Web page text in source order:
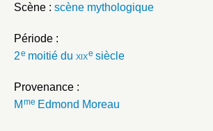
Scène : scène mythologique
Période :
2e moitié du xixe siècle
Provenance :
M me Edmond Moreau